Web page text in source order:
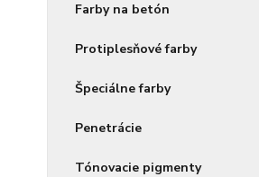
Farby na betón
Protiplesňové farby
Špeciálne farby
Penetrácie
Tónovacie pigmenty